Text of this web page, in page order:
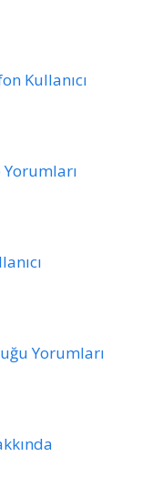
Kullanıcı
Yorumları